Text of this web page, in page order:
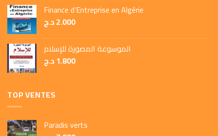
Finance d’Entreprise en Algérie
2.000د.ج
الموسوعة المصورة للإسلام
1.800د.ج
TOP VENTES
Paradis verts